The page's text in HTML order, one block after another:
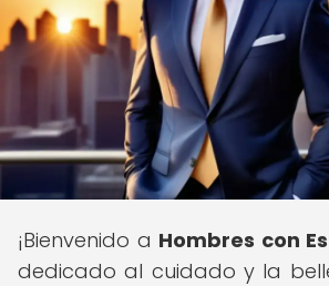
¡Bienvenido a Hombres con
dedicado al cuidado y la